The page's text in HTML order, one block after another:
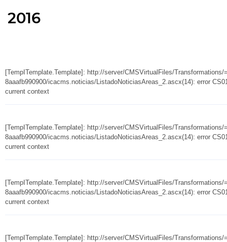
2016
[TempITemplate.Template]: http://server/CMSVirtualFiles/Transformations/
8aaafb990900/icacms.noticias/ListadoNoticiasAreas_2.ascx(14): error
current context
[TempITemplate.Template]: http://server/CMSVirtualFiles/Transformations/
8aaafb990900/icacms.noticias/ListadoNoticiasAreas_2.ascx(14): error
current context
[TempITemplate.Template]: http://server/CMSVirtualFiles/Transformations/
8aaafb990900/icacms.noticias/ListadoNoticiasAreas_2.ascx(14): error
current context
[TempITemplate.Template]: http://server/CMSVirtualFiles/Transformations/